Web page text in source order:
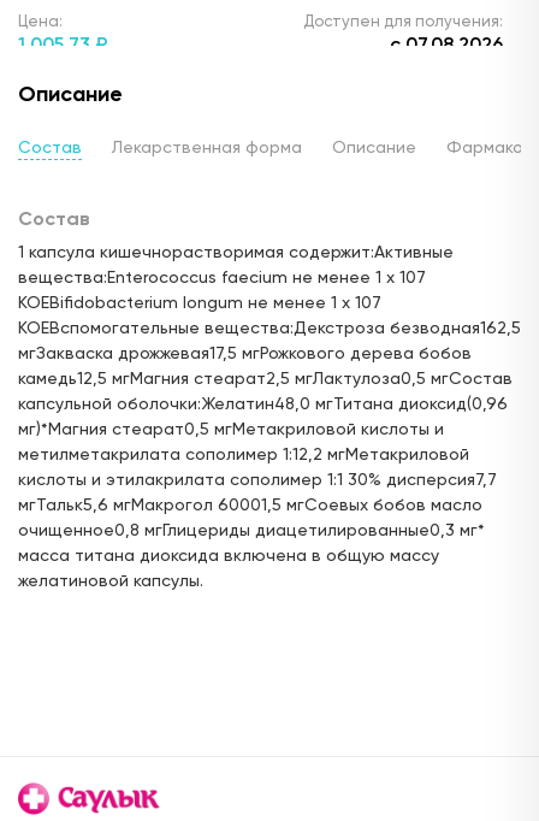
Цена:
1 005, 73 ₽
Доступен для получения:
с 07.08.2026
Доступно: 13068
ул. Ю. Фучика, д.90 (ТЦ "Франт")
999,02 ₽
Доступно: 13069 В наличии: 2 Под заказ: 13067
ул. Горького, д.17
24 часа
Цена:
1 054,80 ₽
Доступен для получения:
с 07.08.2026
В наличии: 1 Под заказ: 13067
ул. Г. Кариева, д.3 (ТЦ "Престиж")
с 08:00 до 22:00
Цена:
999,98 ₽
Доступен для получения:
1 002,00 ₽
Описание
Состав Лекарственная форма Описание
Состав
1 капсула кишечнорастворимая содержит:Активные
вещества:Enterococcus faecium не менее 1 х 107
КОЕBifidobacterium longum не менее 1 х 107
КОЕВспомогательные вещества:Декстроза безводная162,5
мгЗакваска дрожжевая17,5 мгРожкового дерева бобов
камедь12,5 мгМагния стеарат2,5 мгЛактулоза0,5 мгСостав
капсульной оболочки:Желатин48,0 мгТитана диоксид(0,96
мг)*Магния стеарат0,5 мгМетакриловой кислоты и
метилметакрилата сополимер 1:12,2 мгМетакриловой
кислоты и этилакрилата сополимер 1:1 30% дисперсия7,7
мгТальк5,6 мгМакрогол 60001,5 мгСоевых бобов масло
очищенное0,8 мгГлицериды диацетилированные0,3 мг*
масса титана диоксида включена в общую массу
желатиновой капсулы.